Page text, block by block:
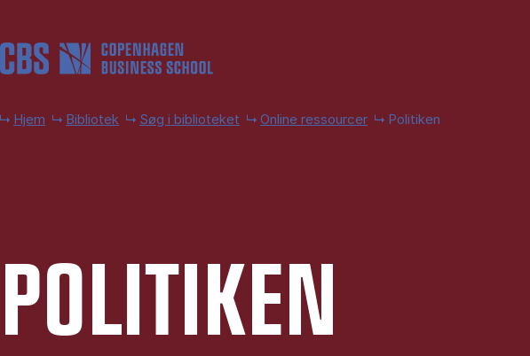
Hjem Bibliotek Søg i biblioteket Online ressourcer Politiken
PO­LI­TI­KEN